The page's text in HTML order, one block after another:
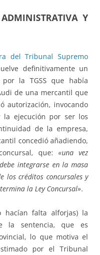
Y
del Tribunal Supremo
definitivamente un
la TGSS que había
de una mercantil que
autorización, invocando
la ejecución por ser los
de la empresa,
concedió añadiendo,
que: «una vez
integrarse en la masa
los créditos concursales y
la Ley Concursal».
hacían falta alforjas) la
la sentencia, que es
lo que motiva el
por el Tribunal